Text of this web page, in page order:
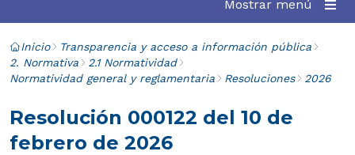
Mostrar menú
Inicio
Transparencia y acceso a información pública
2. Normativa
2.1 Normatividad
Normatividad general y reglamentaria
Resoluciones 2026
Resolución 000122 del 10 de
febrero de 2026